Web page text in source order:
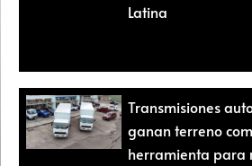
Latina
Transmisiones
ganan terreno
herramienta para